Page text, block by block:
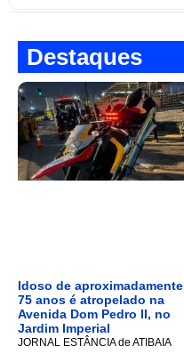
Destaques
Idoso de aproximadamente
75 anos é atropelado na
Avenida Dom Pedro II, no
Jardim Imperial
JORNAL ESTÂNCIA de ATIBAIA